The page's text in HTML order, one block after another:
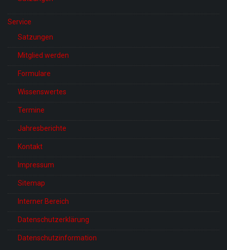
Service
Satzungen
Mitglied werden
Formulare
Wissenswertes
Termine
Jahresberichte
Kontakt
Impressum
Sitemap
Interner Bereich
Datenschutzerklärung
Datenschutzinformation